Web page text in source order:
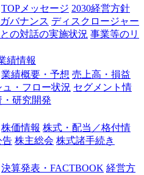
TOPメッセージ 2030経営方針
バナンス ディスクロージャー
の対話の実施状況 事業等のリ
績情報
業績概要・予想 売上高・損益
ュ・フロー状況 セグメント情
研究開発
株価情報 株式・配当／格付情
告 株主総会 株式諸手続き
決算発表・FACTBOOK 経営方